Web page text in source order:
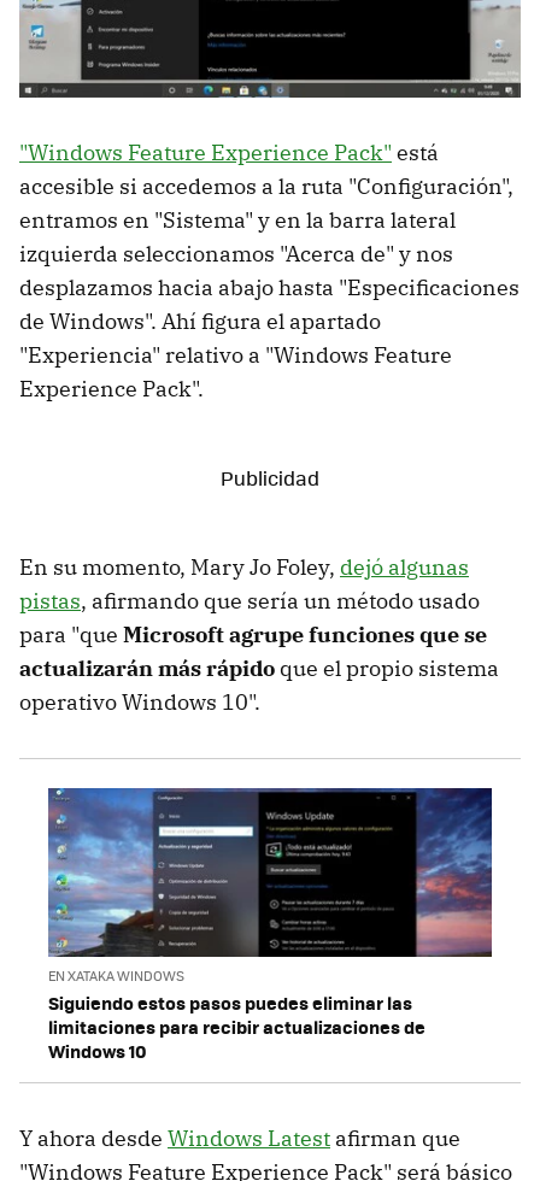
"Windows Feature Experience Pack" está
accesible si accedemos a la ruta "Configuración",
entramos en "Sistema" y en la barra lateral
izquierda seleccionamos "Acerca de" y nos
desplazamos hacia abajo hasta "Especificaciones
de Windows". Ahí figura el apartado
"Experiencia" relativo a "Windows Feature
Experience Pack".
En su momento, Mary Jo Foley, dejó algunas
pistas, afirmando que sería un método usado
para "que Microsoft agrupe funciones que se
actualizarán más rápido que el propio sistema
operativo Windows 10".
EN XATAKA WINDOWS
Siguiendo estos pasos puedes eliminar las
limitaciones para recibir actualizaciones de
Windows 10
Y ahora desde Windows Latest afirman que
"Windows Feature Experience Pack" será básico